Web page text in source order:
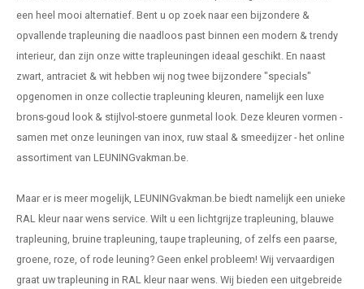
een heel mooi alternatief. Bent u op zoek naar een bijzondere &
opvallende trapleuning die naadloos past binnen een modern & trendy
interieur, dan zijn onze witte trapleuningen ideaal geschikt. En naast
zwart, antraciet & wit hebben wij nog twee bijzondere "specials"
opgenomen in onze collectie trapleuning kleuren, namelijk een luxe
brons-goud look & stijlvol-stoere gunmetal look. Deze kleuren vormen -
samen met onze leuningen van inox, ruw staal & smeedijzer - het online
assortiment van LEUNINGvakman.be.
Maar er is meer mogelijk, LEUNINGvakman.be biedt namelijk een unieke
RAL kleur naar wens service. Wilt u een lichtgrijze trapleuning, blauwe
trapleuning, bruine trapleuning, taupe trapleuning, of zelfs een paarse,
groene, roze, of rode leuning? Geen enkel probleem! Wij vervaardigen
graat uwtrapleuning in RAL kleur naar wens. Wij bieden een uitgebreide